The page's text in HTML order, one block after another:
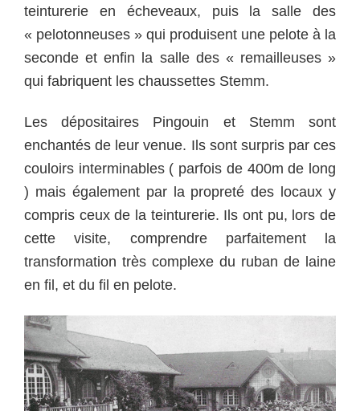
teinturerie en écheveaux, puis la salle des
« pelotonneuses » qui produisent une pelote à la
seconde et enfin la salle des « remailleuses »
qui fabriquent les chaussettes Stemm.
Les dépositaires Pingouin et Stemm sont
enchantés de leur venue. Ils sont surpris par ces
couloirs interminables ( parfois de 400m de long
) mais également par la propreté des locaux y
compris ceux de la teinturerie. Ils ont pu, lors de
cette visite, comprendre parfaitement la
transformation très complexe du ruban de laine
en fil, et du fil en pelote.